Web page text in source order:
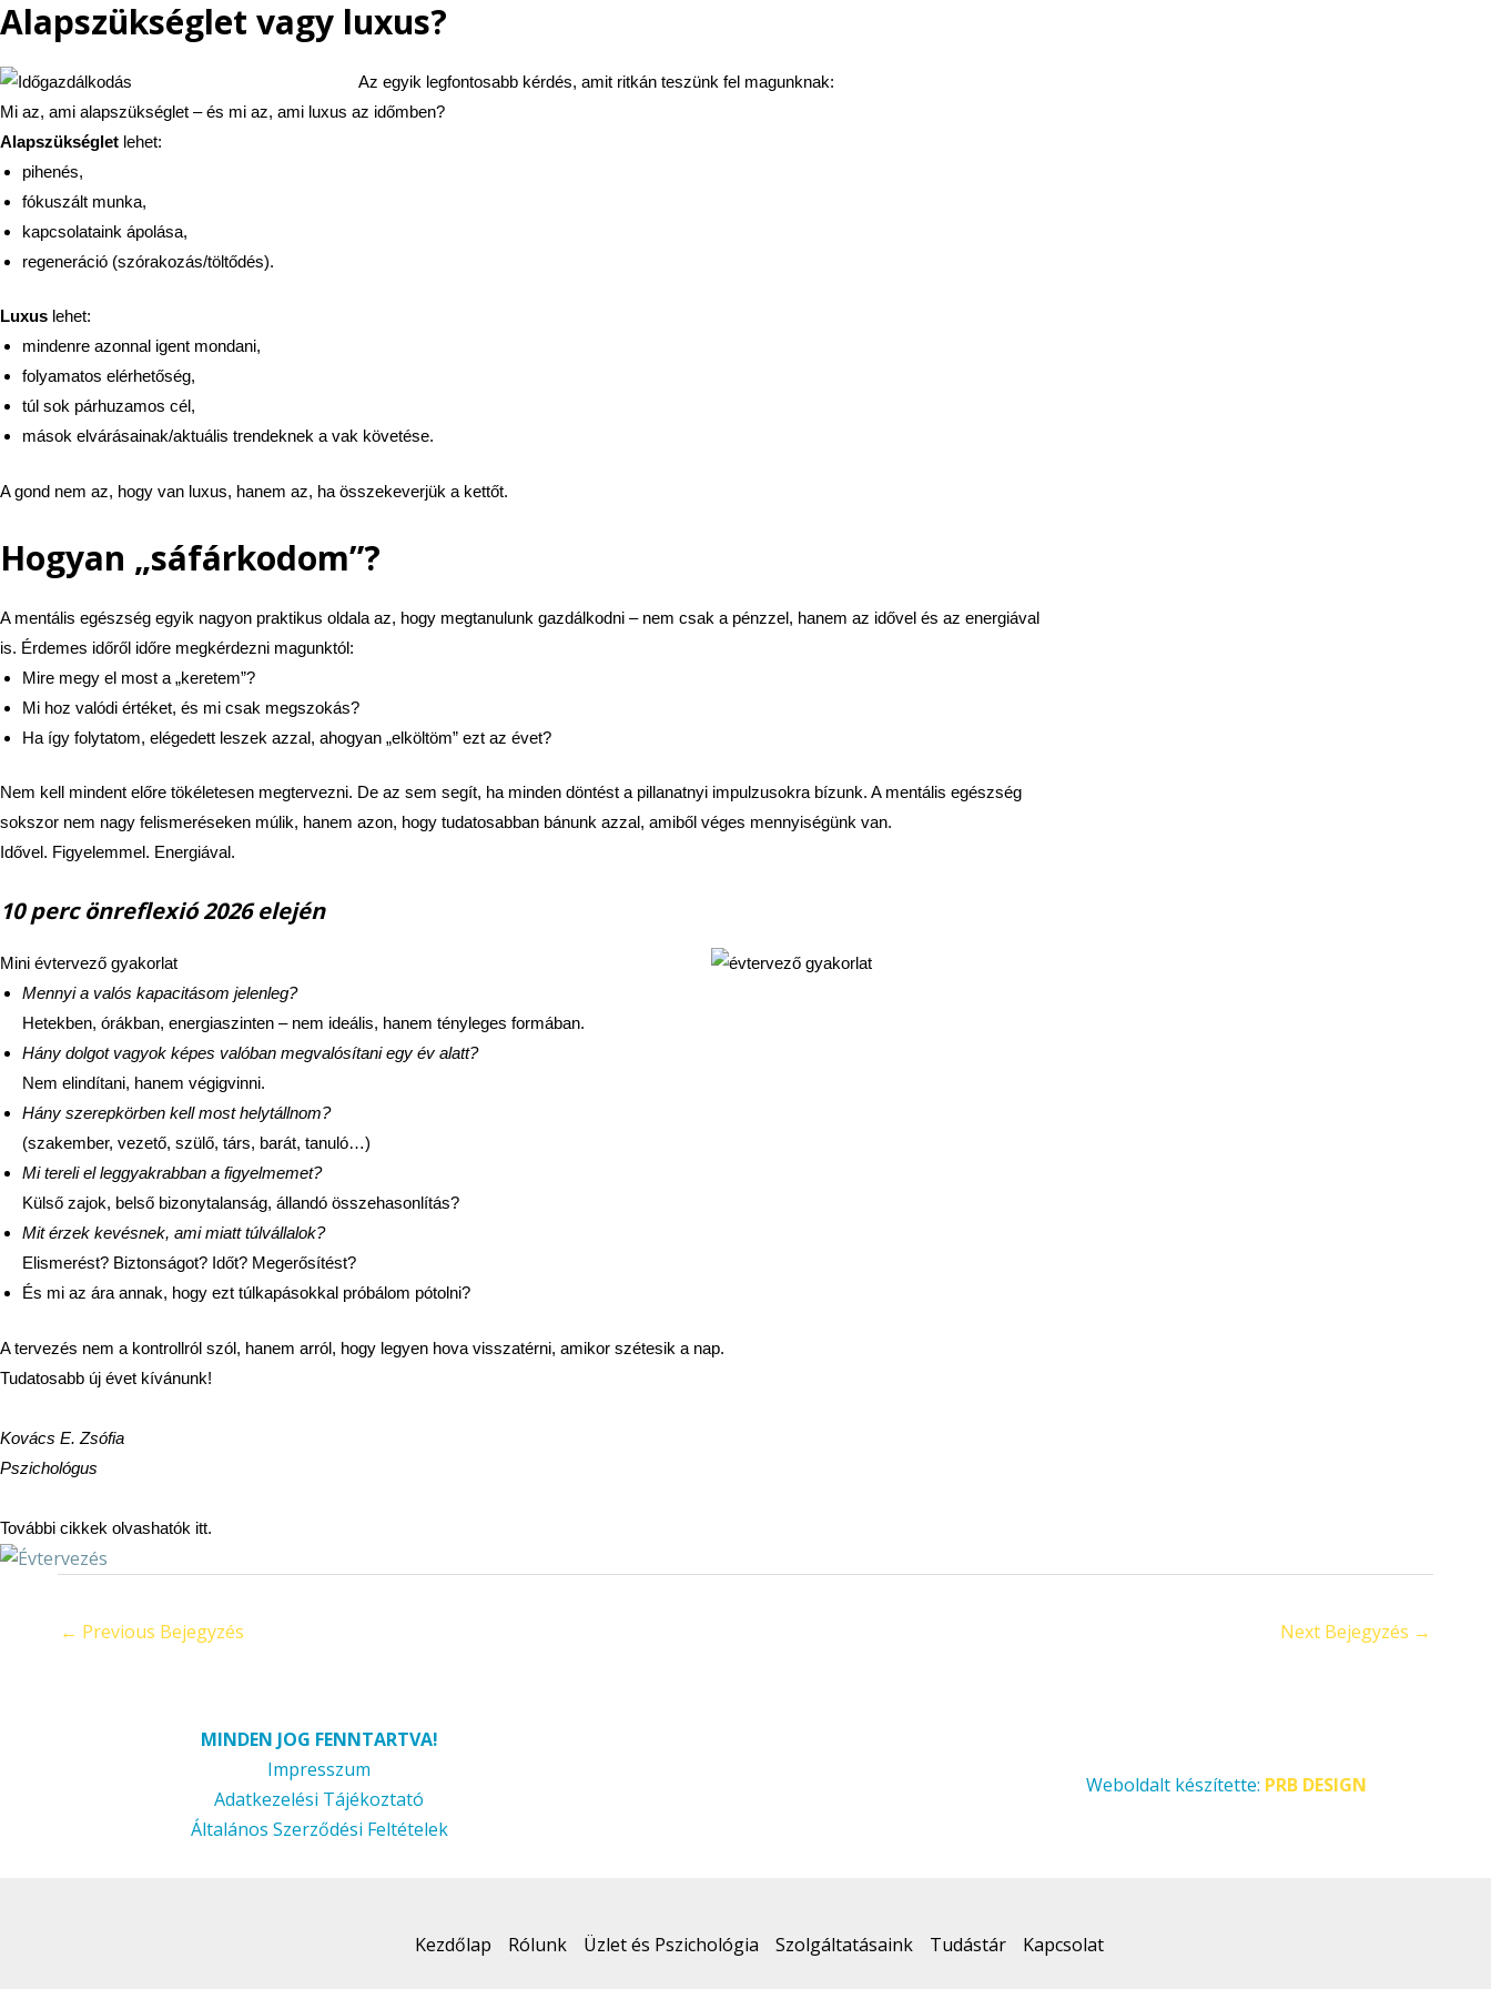
Alapszükséglet vagy luxus?
Az egyik legfontosabb kérdés, amit ritkán teszünk fel magunknak:
Mi az, ami alapszükséglet – és mi az, ami luxus az időmben?
Alapszükséglet lehet:
pihenés,
fókuszált munka,
kapcsolataink ápolása,
regeneráció (szórakozás/töltődés).
Luxus lehet:
mindenre azonnal igent mondani,
folyamatos elérhetőség,
túl sok párhuzamos cél,
mások elvárásainak/aktuális trendeknek a vak követése.
A gond nem az, hogy van luxus, hanem az, ha összekeverjük a kettőt.
Hogyan „sáfárkodom”?
A mentális egészség egyik nagyon praktikus oldala az, hogy megtanulunk gazdálkodni – nem csak a pénzzel, hanem az idővel és az energiával
is. Érdemes időről időre megkérdezni magunktól:
Mire megy el most a „keretem”?
Mi hoz valódi értéket, és mi csak megszokás?
Ha így folytatom, elégedett leszek azzal, ahogyan „elköltöm” ezt az évet?
Nem kell mindent előre tökéletesen megtervezni. De az sem segít, ha minden döntést a pillanatnyi impulzusokra bízunk. A mentális egészség
sokszor nem nagy felismeréseken múlik, hanem azon, hogy tudatosabban bánunk azzal, amiből véges mennyiségünk van.
Idővel. Figyelemmel. Energiával.
10 perc önreflexió 2026 elején
Mini évtervező gyakorlat
Mennyi a valós kapacitásom jelenleg?
Hetekben, órákban, energiaszinten – nem ideális, hanem tényleges formában.
Hány dolgot vagyok képes valóban megvalósítani egy év alatt?
Nem elindítani, hanem végigvinni.
Hány szerepkörben kell most helytállnom?
(szakember, vezető, szülő, társ, barát, tanuló…)
Mi tereli el leggyakrabban a figyelmemet?
Külső zajok, belső bizonytalanság, állandó összehasonlítás?
Mit érzek kevésnek, ami miatt túlvállalok?
Elismerést? Biztonságot? Időt? Megerősítést?
És mi az ára annak, hogy ezt túlkapásokkal próbálom pótolni?
A tervezés nem a kontrollról szól, hanem arról, hogy legyen hova visszatérni, amikor szétesik a nap.
Tudatosabb új évet kívánunk!
Kovács E. Zsófia
Pszichológus
További cikkek olvashatók itt.
← Previous Bejegyzés Next Bejegyzés →
MINDEN JOG FENNTARTVA!
Impresszum
Adatkezelési Tájékoztató
Általános Szerződési Feltételek
Weboldalt készítette: PRB DESIGN
Kezdőlap Rólunk Üzlet és Pszichológia Szolgáltatásaink Tudástár Kapcsolat